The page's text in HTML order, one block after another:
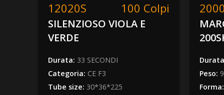
12020S 100 Colpi
SILENZIOSO VIOLA E
VERDE
Durata: 33 SECONDI
Categoria: CE F3
Tube size: 30*36*225
Peso:
Forma: